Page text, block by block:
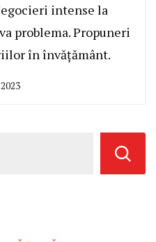
intense la
problema. Propuneri
în învățământ.